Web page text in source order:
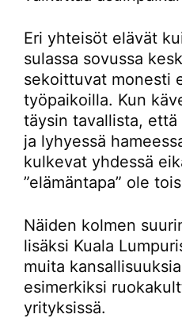
Eri yhteisöt elävät
sulassa sovussa
sekoittuvat monesti
työpaikoilla. Kun
täysin tavallista,
ja lyhyessä
kulkevat yhdessä
”elämäntapa” ole
Näiden kolmen
lisäksi Kuala
muita
esimerkiksi
yrityksissä.